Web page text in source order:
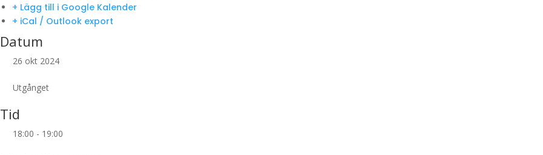
+ Lägg till i Google Kalender
+ iCal / Outlook export
Datum
26 okt 2024
Utgånget
Tid
18:00 - 19:00